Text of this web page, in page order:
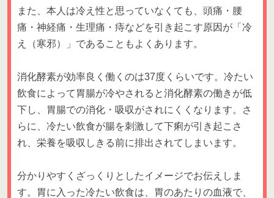
また、本人は冷え性と思っていなくても、頭痛・腰
痛・神経痛・生理痛・痔などを引き起こす原因が「冷
え（寒邪）」であることもよくあります。
消化酵素が効率良く働くのは37度くらいです。冷たい
飲食によって胃腸が冷やされると消化酵素の働きが低
下し、胃腸での消化・吸収がされにくくなります。さ
らに、冷たい飲食が腸を刺激して下痢が引き起こさ
れ、栄養を吸収しきる前に排出されてしまいます。
分かりやすくざっくりとしたイメージでお伝えしま
す。胃に入った冷たい飲食は、胃のあたりの血液で、